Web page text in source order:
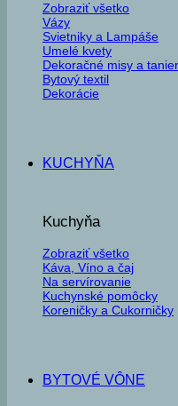
Zobraziť všetko
Vázy
Svietniky a Lampáše
Umelé kvety
Dekoračné misy a
Bytový textil
Dekorácie
KUCHYŇA
Kuchyňa
Zobraziť všetko
Káva, Víno a čaj
Na servírovanie
Kuchynské pomôcky
Koreničky a Cukorničky
BYTOVÉ VÔNE